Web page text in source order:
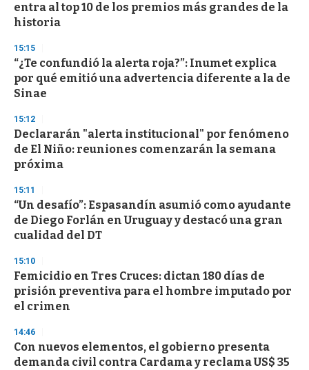
entra al top 10 de los premios más grandes de la
historia
15:15
“¿Te confundió la alerta roja?”: Inumet explica
por qué emitió una advertencia diferente a la de
Sinae
15:12
Declararán "alerta institucional" por fenómeno
de El Niño: reuniones comenzarán la semana
próxima
15:11
“Un desafío”: Espasandín asumió como ayudante
de Diego Forlán en Uruguay y destacó una gran
cualidad del DT
15:10
Femicidio en Tres Cruces: dictan 180 días de
prisión preventiva para el hombre imputado por
el crimen
14:46
Con nuevos elementos, el gobierno presenta
demanda civil contra Cardama y reclama US$ 35